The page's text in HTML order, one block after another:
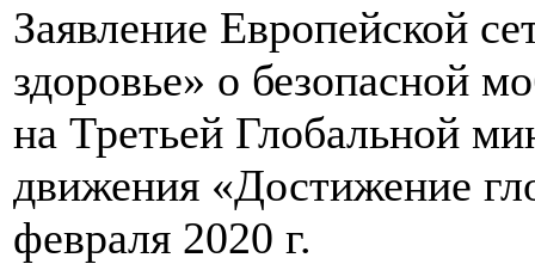
Заявление Европейской
здоровье» о безопасной
на Третьей Глобальной
движения «Достижение
февраля 2020 г.